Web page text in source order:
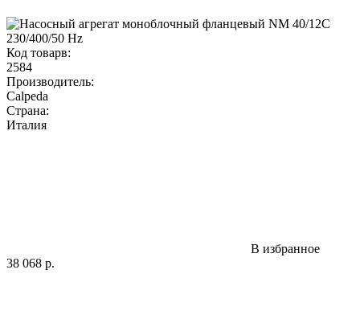
Код товарв:
2584
Производитель:
Calpeda
Страна:
Италия
В избранное
38 068 р.